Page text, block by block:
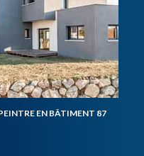
EN BÂTIMENT 87